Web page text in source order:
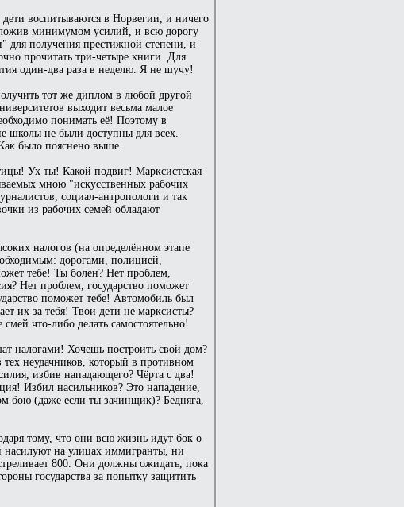
воспитываются в Норвегии, и ничего
минимумом усилий, и всю дорогу
получения престижной степени, и
прочитать три-четыре книги. Для
один-два раза в неделю. Я не шучу!
тот же диплом в любой другой
выходит весьма малое
понимать её! Поэтому в
школы не были доступны для всех.
было пояснено выше.
Ух ты! Какой подвиг! Марксистская
мною "искусственных рабочих
социал-антропологи и так
из рабочих семей обладают
налогов (на определённом этапе
дорогами, полицией,
тебе! Ты болен? Нет проблем,
Нет проблем, государство поможет
поможет тебе! Автомобиль был
их за тебя! Твои дети не марксисты?
что-либо делать самостоятельно!
налогами! Хочешь построить свой дом?
неудачников, который в противном
избив нападающего? Чёрта с два!
Избил насильников? Это нападение,
бою (даже если ты зачинщик)? Бедняга,
тому, что они всю жизнь идут бок о
насилуют на улицах иммигранты, ни
800. Они должны ожидать, пока
государства за попытку защитить